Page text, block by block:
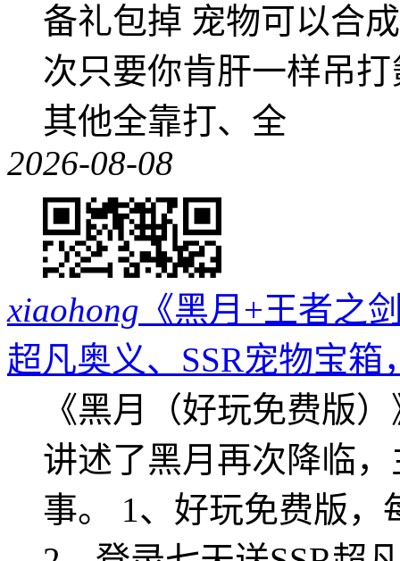
备礼包掉 宠物可以合
次只要你肯肝一样吊
其他全靠打、全
2026-08-08
xiaohong 《黑月+王者之
超凡奥义、SSR宠物宝箱
《黑月（好玩免费版
讲述了黑月再次降临
事。 1、好玩免费版，